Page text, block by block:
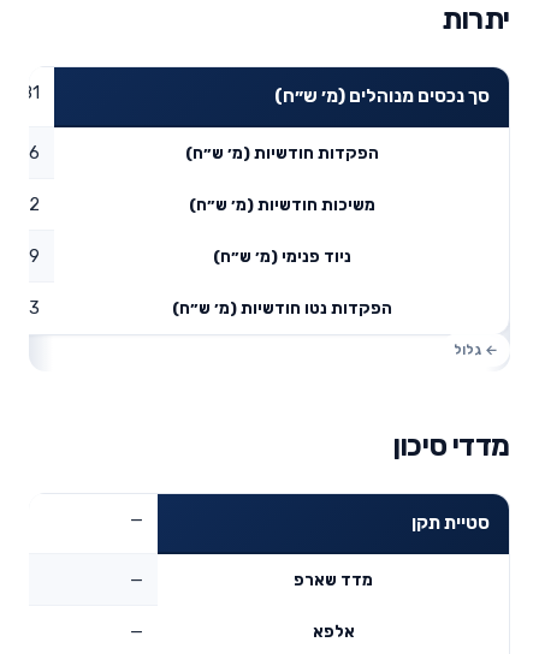
יתרות
סך נכסים מנוהלים (מ׳ ש״ח)
הפקדות חודשיות (מ׳ ש״ח) 1.36
משיכות חודשיות (מ׳ ש״ח) 0.02
ניוד פנימי (מ׳ ש״ח)
הפקדות נטו חודשיות (מ׳ ש״ח) 16.13
מדדי סיכון
סטיית תקן —
מדד שארפ —
אלפא —